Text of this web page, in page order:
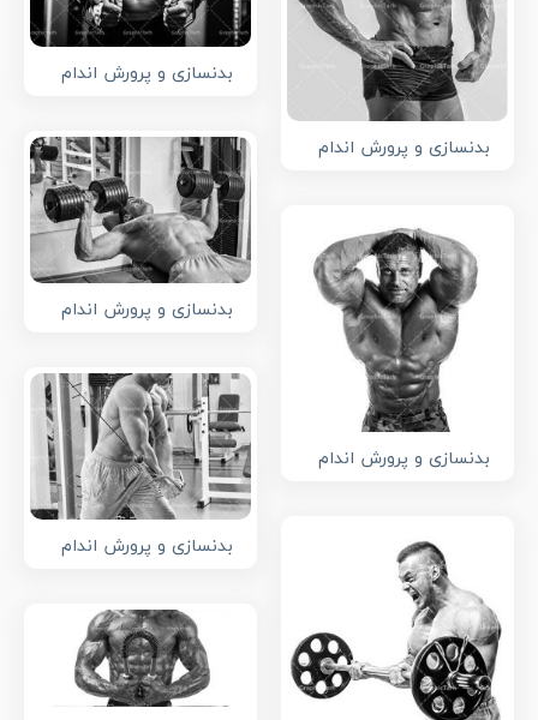
بدنسازی و پرورش اندام
بدنسازی و پرورش اندام
بدنسازی و پرورش اندام
بدنسازی و پرورش اندام
بدنسازی و پرورش اندام